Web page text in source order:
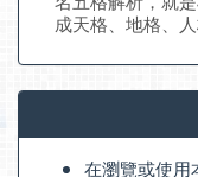
成天格、地格、
在瀏覽或使用